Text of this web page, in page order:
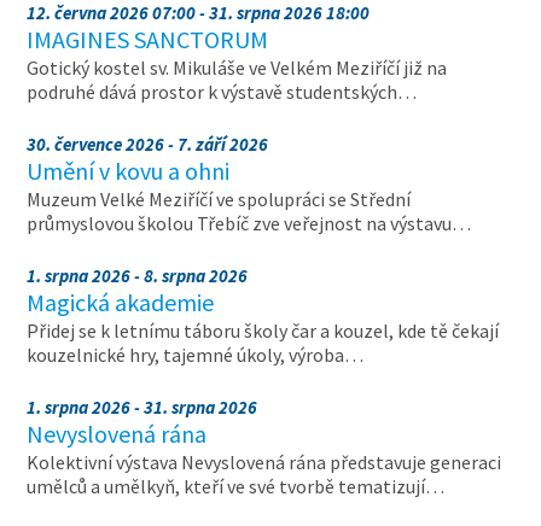
12. června 2026 07:00 - 31. srpna 2026 18:00
IMAGINES SANCTORUM
Gotický kostel sv. Mikuláše ve Velkém Meziříčí již na
podruhé dává prostor k výstavě studentských…
30. července 2026 - 7. září 2026
Umění v kovu a ohni
Muzeum Velké Meziříčí ve spolupráci se Střední
průmyslovou školou Třebíč zve veřejnost na výstavu…
1. srpna 2026 - 8. srpna 2026
Magická akademie
Přidej se k letnímu táboru školy čar a kouzel, kde tě čekají
kouzelnické hry, tajemné úkoly, výroba…
1. srpna 2026 - 31. srpna 2026
Nevyslovená rána
Kolektivní výstava Nevyslovená rána představuje generaci
umělců a umělkyň, kteří ve své tvorbě tematizují…